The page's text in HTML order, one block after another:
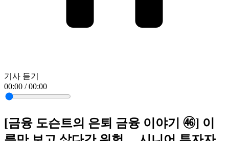
기사 듣기
00:00 / 00:00
[금융 도슨트의 은퇴 금융 이야기 ㊻] 이